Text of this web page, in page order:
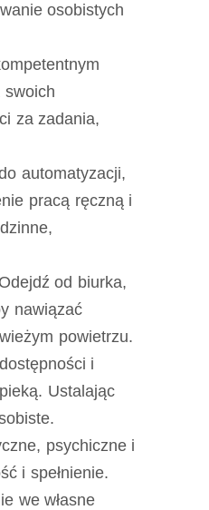
osobistych
swoich
za zadania,
automatyzacji,
pracą ręczną i
od biurka,
nawiązać
powietrzu.
i
Ustalając
psychiczne i
i spełnienie.
we własne